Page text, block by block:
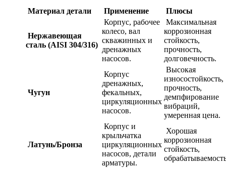
Материал детали Применение Плюсы
Нержавеющая
сталь (AISI 304/316)
Корпус, рабочее
колесо, вал
скважинных и
дренажных
насосов.
Максимальная
коррозионная
стойкость,
прочность,
долговечность.
Чугун
Корпус
дренажных,
фекальных,
циркуляционных
насосов.
Высокая
износостойкость,
прочность,
демпфирование
вибраций,
умеренная цена.
Латунь/Бронза
Корпус и
крыльчатка
циркуляционных
насосов, детали
арматуры.
Хорошая
коррозионная
стойкость,